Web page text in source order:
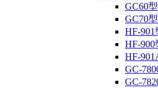
GC60
GC70
HF-
HF-
HF-
GC-
GC-